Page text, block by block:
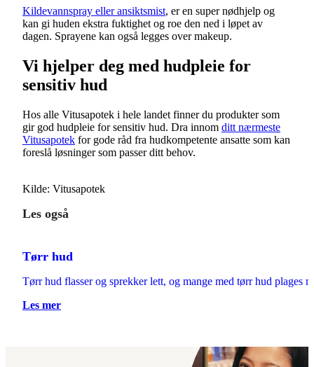
Kildevannspray eller ansiktsmist, er en super nødhjelp og
kan gi huden ekstra fuktighet og roe den ned i løpet av
dagen. Sprayene kan også legges over makeup.
Vi hjelper deg med hudpleie for
sensitiv hud
Hos alle Vitusapotek i hele landet finner du produkter som
gir god hudpleie for sensitiv hud. Dra innom ditt nærmeste
Vitusapotek for gode råd fra hudkompetente ansatte som kan
foreslå løsninger som passer ditt behov.
Kilde: Vitusapotek
Les også
Tørr hud
Tørr hud flasser og sprekker lett, og mange med tørr hud
Les mer